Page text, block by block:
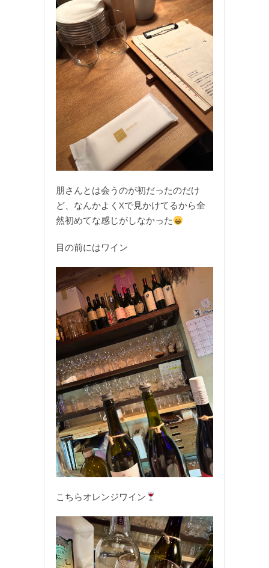
朋さんとは会うのが初だったのだけ
ど、なんかよくXで見かけてるから全
然初めてな感じがしなかった
目の前にはワイン
こちらオレンジワイン